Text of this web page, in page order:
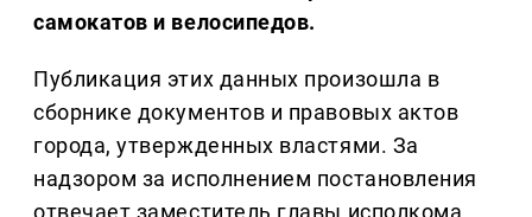
самокатов и велосипедов.
Публикация этих данных произошла в
сборнике документов и правовых актов
города, утвержденных властями. За
надзором за исполнением постановления
отвечает заместитель главы исполкома